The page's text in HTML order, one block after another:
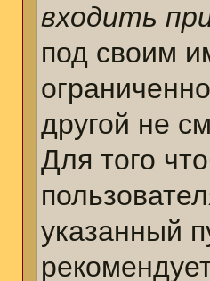
входить
под своим
другой не
Для того
указанный